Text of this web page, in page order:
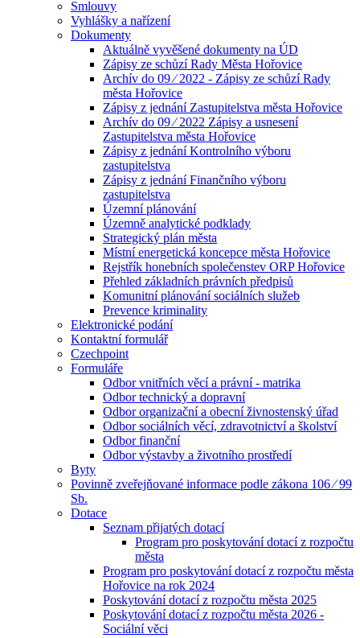
Smlouvy
Vyhlášky a nařízení
Dokumenty
Aktuálně vyvěšené dokumenty na ÚD
Zápisy ze schůzí Rady Města Hořovice
Archív do 09 ⁄ 2022 - Zápisy ze schůzí Rady
města Hořovice
Zápisy z jednání Zastupitelstva města Hořovice
Archív do 09 ⁄ 2022 Zápisy a usnesení
Zastupitelstva města Hořovice
Zápisy z jednání Kontrolního výboru
zastupitelstva
Zápisy z jednání Finančního výboru
zastupitelstva
Územní plánování
Územně analytické podklady
Strategický plán města
Místní energetická koncepce města Hořovice
Rejstřík honebních společenstev ORP Hořovice
Přehled základních právních předpisů
Komunitní plánování sociálních služeb
Prevence kriminality
Elektronické podání
Kontaktní formulář
Czechpoint
Formuláře
Odbor vnitřních věcí a právní - matrika
Odbor technický a dopravní
Odbor organizační a obecní živnostenský úřad
Odbor sociálních věcí, zdravotnictví a školství
Odbor finanční
Odbor výstavby a životního prostředí
Byty
Povinně zveřejňované informace podle zákona 106 ⁄ 99
Sb.
Dotace
Seznam přijatých dotací
Program pro poskytování dotací z rozpočtu
města
Program pro poskytování dotací z rozpočtu města
Hořovice na rok 2024
Poskytování dotací z rozpočtu města 2025
Poskytování dotací z rozpočtu města 2026 -
Sociální věci